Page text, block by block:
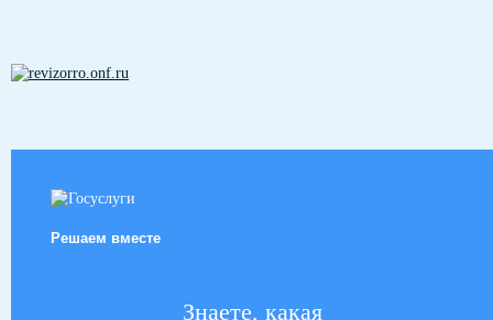
Решаем вместе
Знаете, какая